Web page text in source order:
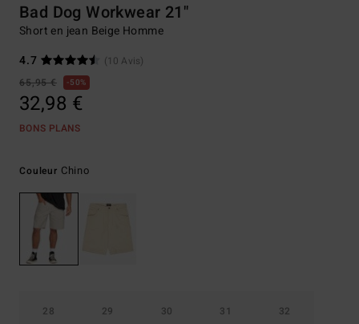
Bad Dog Workwear 21"
Short en jean Beige Homme
4.7
(10 Avis)
65,95 €
50%
32,98 €
BONS PLANS
Couleur Chino
28 29 30 31 32